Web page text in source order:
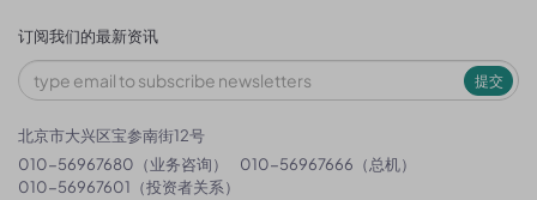
订阅我们的最新资讯
提交
北京市大兴区宝参南街12号
010-56967680（业务咨询）
010-56967666（总机）
010-56967601（投资者关系）